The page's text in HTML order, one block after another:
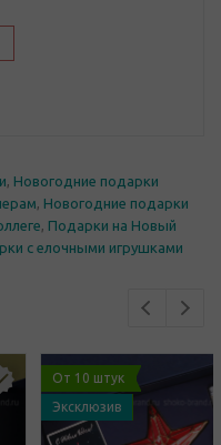
, Новогодние подарки
, Новогодние подарки
, Подарки на Новый
с елочными игрушками
От 10 штук
Эксклюзив